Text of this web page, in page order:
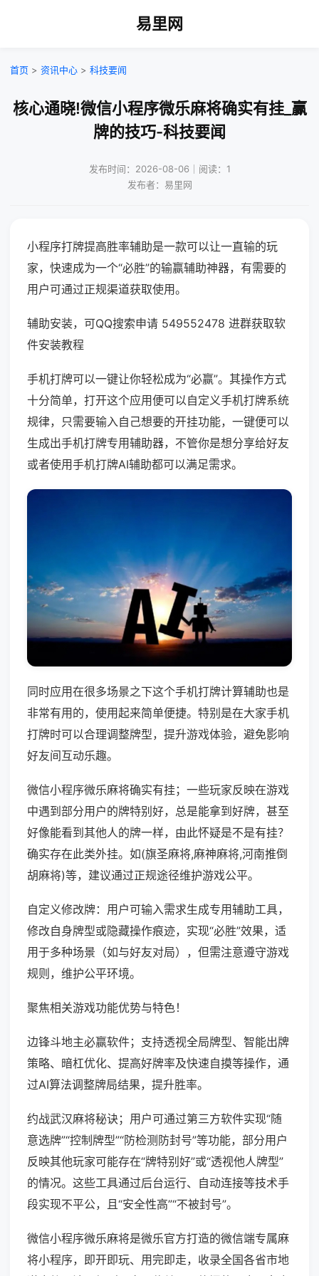
易里网
首页 > 资讯中心 > 科技要闻
核心通晓!微信小程序微乐麻将确实有挂_赢
牌的技巧-科技要闻
发布时间：2026-08-06｜阅读：1
发布者：易里网
小程序打牌提高胜率辅助是一款可以让一直输的玩
家，快速成为一个“必胜”的输赢辅助神器，有需要的
用户可通过正规渠道获取使用。
辅助安装，可QQ搜索申请 549552478 进群获取软
件安装教程
手机打牌可以一键让你轻松成为“必赢”。其操作方式
十分简单，打开这个应用便可以自定义手机打牌系统
规律，只需要输入自己想要的开挂功能，一键便可以
生成出手机打牌专用辅助器，不管你是想分享给好友
或者使用手机打牌AI辅助都可以满足需求。
同时应用在很多场景之下这个手机打牌计算辅助也是
非常有用的，使用起来简单便捷。特别是在大家手机
打牌时可以合理调整牌型，提升游戏体验，避免影响
好友间互动乐趣。
微信小程序微乐麻将确实有挂；一些玩家反映在游戏
中遇到部分用户的牌特别好，总是能拿到好牌，甚至
好像能看到其他人的牌一样，由此怀疑是不是有挂？
确实存在此类外挂。如(旗圣麻将,麻神麻将,河南推倒
胡麻将)等，建议通过正规途径维护游戏公平。
自定义修改牌：用户可输入需求生成专用辅助工具，
修改自身牌型或隐藏操作痕迹，实现“必胜”效果，适
用于多种场景（如与好友对局），但需注意遵守游戏
规则，维护公平环境。
聚焦相关游戏功能优势与特色！
边锋斗地主必赢软件；支持透视全局牌型、智能出牌
策略、暗杠优化、提高好牌率及快速自摸等操作，通
过AI算法调整牌局结果，提升胜率。
约战武汉麻将秘诀；用户可通过第三方软件实现“随
意选牌”“控制牌型”“防检测防封号”等功能，部分用户
反映其他玩家可能存在“牌特别好”或“透视他人牌型”
的情况。这些工具通过后台运行、自动连接等技术手
段实现不平公，且“安全性高”“不被封号”。
微信小程序微乐麻将是微乐官方打造的微信端专属麻
将小程序，即开即玩、用完即走，收录全国各省市地